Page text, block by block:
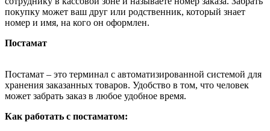
покупку может ваш друг или родственник, который знает
номер и имя, на кого он оформлен.
Постамат
Постамат – это терминал с автоматизированной системой для
хранения заказанных товаров. Удобство в том, что человек
может забрать заказ в любое удобное время.
Как работать с постаматом: